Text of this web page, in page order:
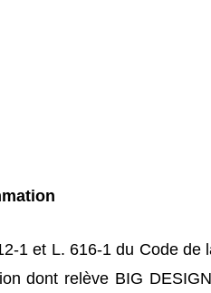
1 et L. 616-1 du Code
dont relève BIG